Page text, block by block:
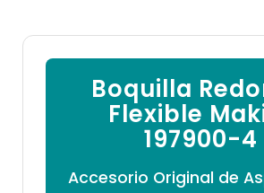
Boquilla
Flexible
197900-4
Accesorio Original de